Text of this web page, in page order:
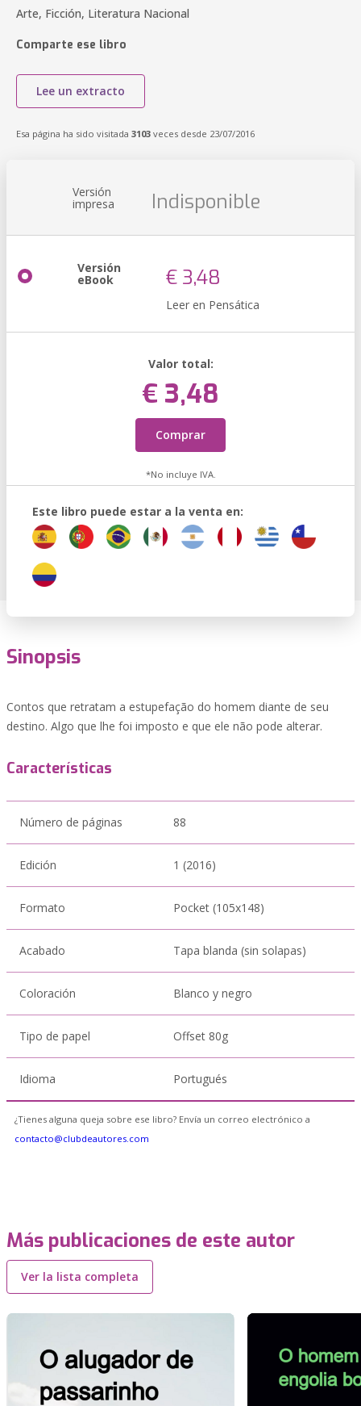
Arte, Ficción, Literatura Nacional
Comparte ese libro
Lee un extracto
Esa página ha sido visitada 3103 veces desde 23/07/2016
Versión
impresa Indisponible
Versión
eBook € 3,48
Leer en Pensática
Valor total:
€ 3,48
Comprar
*No incluye IVA.
Este libro puede estar a la venta en:
Sinopsis
Contos que retratam a estupefação do homem diante de seu
destino. Algo que lhe foi imposto e que ele não pode alterar.
Características
Número de páginas 88
Edición 1 (2016)
Formato Pocket (105x148)
Acabado Tapa blanda (sin solapas)
Coloración Blanco y negro
Tipo de papel Offset 80g
Idioma Portugués
¿Tienes alguna queja sobre ese libro? Envía un correo electrónico a
contacto@clubdeautores.com
Más publicaciones de este autor
Ver la lista completa